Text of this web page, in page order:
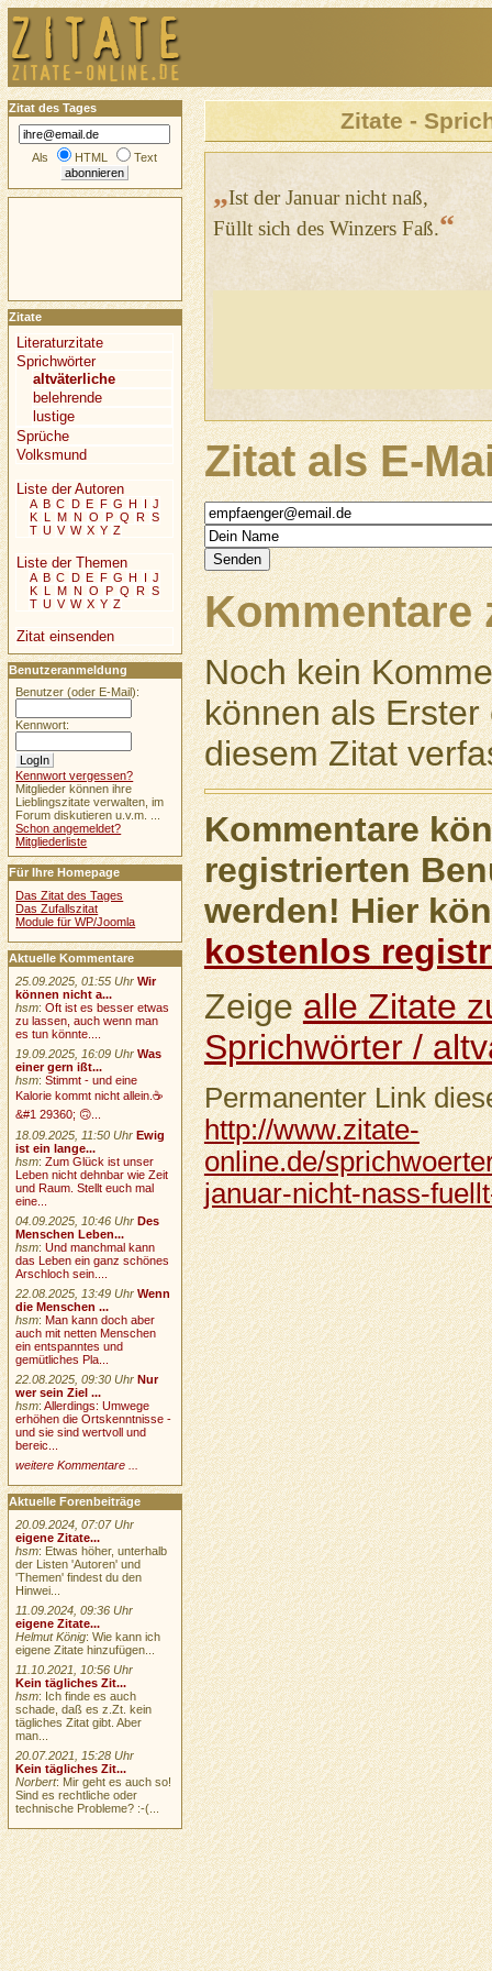
Zitate -
„Ist der Januar nicht naß,
Füllt sich des Winzers Faß.“
Zitat als E-
Kommentare
Noch kein
können als
diesem Zitat
Kommentare
registrierten
werden! Hier
kostenlos
Zeigealle Zitate
Sprichwörter /
Permanenter Link
http://www.zitate-
online.de/
januar-nicht-nass-
Zitat des Tages
Als HTML Text
Zitate
Literaturzitate
Sprichwörter
altväterliche
belehrende
lustige
Sprüche
Volksmund
Liste der Autoren
A B C D E F G H I J
K L M N O P Q R S
T U V W X Y Z
Liste der Themen
A B C D E F G H I J
K L M N O P Q R S
T U V W X Y Z
Zitat einsenden
Benutzeranmeldung
Benutzer (oder E-Mail):
Kennwort:
Kennwort vergessen?
Mitglieder können ihre
Lieblingszitate verwalten, im
Forum diskutieren u.v.m. ...
Schon angemeldet?
Mitgliederliste
Für Ihre Homepage
Das Zitat des Tages
Das Zufallszitat
Module für WP/Joomla
Aktuelle Kommentare
25.09.2025, 01:55 Uhr Wir
können nicht a...
hsm:Oft ist es besser etwas
zu lassen, auch wenn man
es tun könnte....
19.09.2025, 16:09 Uhr Was
einer gern ißt...
hsm:Stimmt - und eine
Kalorie kommt nicht allein.☕
&#1 29360; 🙃...
18.09.2025, 11:50 Uhr Ewig
ist ein lange...
hsm:Zum Glück ist unser
Leben nicht dehnbar wie Zeit
und Raum. Stellt euch mal
eine...
04.09.2025, 10:46 Uhr Des
Menschen Leben...
hsm:Und manchmal kann
das Leben ein ganz schönes
Arschloch sein....
22.08.2025, 13:49 Uhr Wenn
die Menschen ...
hsm:Man kann doch aber
auch mit netten Menschen
ein entspanntes und
gemütliches Pla...
22.08.2025, 09:30 Uhr Nur
wer sein Ziel ...
hsm:Allerdings: Umwege
erhöhen die Ortskenntnisse -
und sie sind wertvoll und
bereic...
weitere Kommentare ...
Aktuelle Forenbeiträge
20.09.2024, 07:07 Uhr
eigene Zitate...
hsm: Etwas höher, unterhalb
der Listen 'Autoren' und
'Themen' findest du den
Hinwei...
11.09.2024, 09:36 Uhr
eigene Zitate...
Helmut König: Wie kann ich
eigene Zitate hinzufügen...
11.10.2021, 10:56 Uhr
Kein tägliches Zit...
hsm: Ich finde es auch
schade, daß es z.Zt. kein
tägliches Zitat gibt. Aber
man...
20.07.2021, 15:28 Uhr
Kein tägliches Zit...
Norbert: Mir geht es auch so!
Sind es rechtliche oder
technische Probleme? :-(...